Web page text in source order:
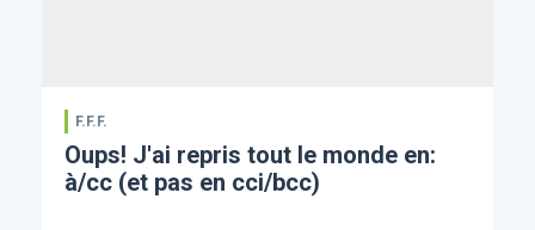
F.F.F.
Oups! J'ai repris tout le monde en:
à/cc (et pas en cci/bcc)